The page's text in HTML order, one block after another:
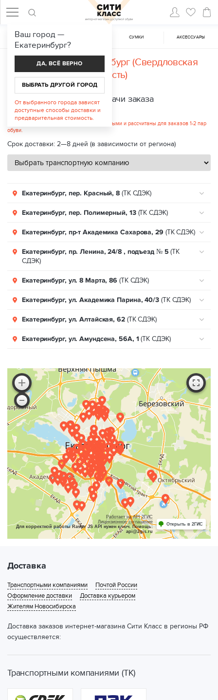
ЖЕНСКАЯ ОБУВЬ CУМКИ АКСЕССУАРЫ
Доставка вЕкатеринбург (Свердловская
область)
Пункты выдачи заказа
Стоимость услуги: от 232 руб.
Указанные цены являются ориентировочными и рассчитаны для заказов 1-2 пар
обуви.
Срок доставки: 2—8 дней (в зависимости от региона)
Екатеринбург, пер. Красный, 8 (ТК СДЭК)
Екатеринбург, пер. Полимерный, 13(ТК СДЭК)
Екатеринбург, пр-т Академика Сахарова, 29 (ТК СДЭК)
Екатеринбург, пр. Ленина, 24/8 , подъезд № 5 (ТК
СДЭК)
Екатеринбург, ул. 8 Марта, 86 (ТК СДЭК)
Екатеринбург, ул. Академика Парина, 40/3 (ТК СДЭК)
Екатеринбург, ул. Алтайская, 62(ТК СДЭК)
Екатеринбург, ул. Амундсена, 56А, 1 (ТК СДЭК)
Екатеринбург, ул. Бажова, 125(ТК СДЭК)
Екатеринбург, ул. Бакинских комиссаров, 99(ТК
СДЭК)
Екатеринбург, ул. Бардина, 11 корп. 1(ТК СДЭК)
Екатеринбург, ул. Баумана, 4Б(ТК СДЭК)
Екатеринбург, ул. Белинского, 132(ТК СДЭК)
Екатеринбург, ул. Белинского, 165 б(ТК СДЭК)
Екатеринбург, ул. Белинского, 232(ТК СДЭК)
Екатеринбург, ул. Белинского, 54(ТК СДЭК)
Екатеринбург, ул. Вайнера, 51б, 1-5
Екатеринбург, ул. Викулова, 39(ТК СДЭК)
Екатеринбург, ул. Вильгельма де Геннина, 33
СДЭК)
Екатеринбург, ул. Восточная, 19(ТК СДЭК)
Екатеринбург, ул. Готвальда, 6/4(ТК СДЭК)
Работает на API 2ГИС
Лицензионное соглашение
Для корректной работы Raster JS API нужен ключ. Помощь:
api@2gis.ru
Открыть в 2ГИС
Доставка
Транспортными компаниями
Почтой России
Оформление доставки
Доставка курьером
Жителям Новосибирска
Доставка заказов интернет-магазина Сити Класс в регионы РФ
осуществляется:
Транспортными компаниями (ТК)
Ваш город —
Екатеринбург?
ДА, ВСЁ ВЕРНО
ВЫБРАТЬ ДРУГОЙ ГОРОД
От выбранного города зависят
доступные способы доставки и
предварительная стоимость.